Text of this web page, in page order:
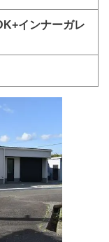
インナーガレ